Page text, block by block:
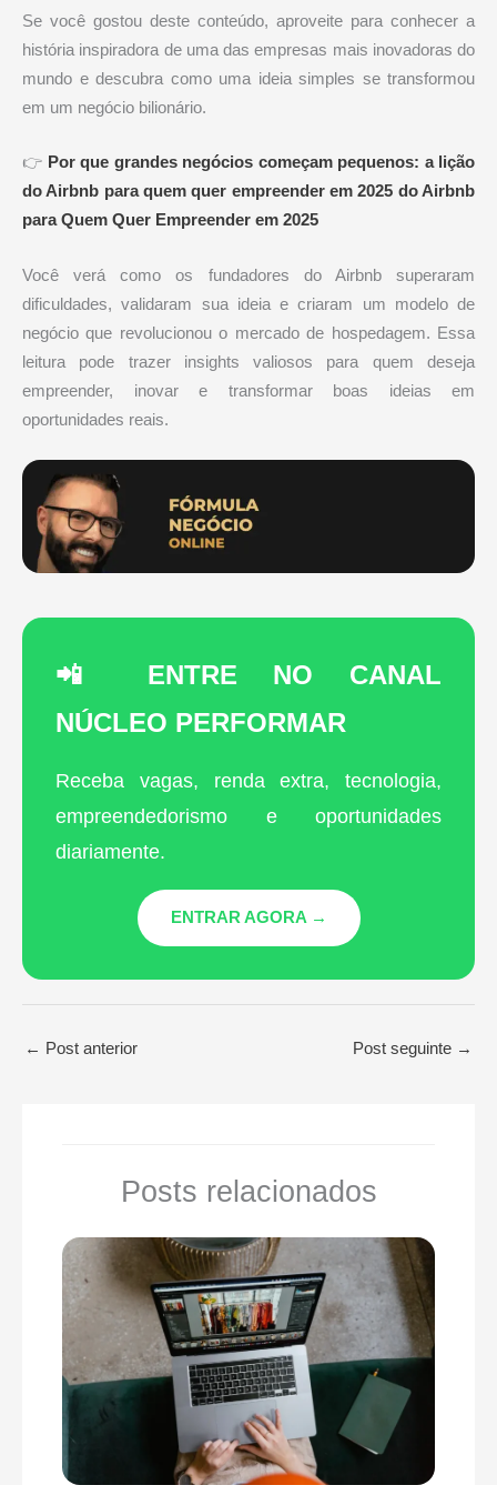
Se você gostou deste conteúdo, aproveite para conhecer a
história inspiradora de uma das empresas mais inovadoras do
mundo e descubra como uma ideia simples se transformou
em um negócio bilionário.
👉 Por que grandes negócios começam pequenos: a lição
do Airbnb para quem quer empreender em 2025 do Airbnb
para Quem Quer Empreender em 2025
Você verá como os fundadores do Airbnb superaram
dificuldades, validaram sua ideia e criaram um modelo de
negócio que revolucionou o mercado de hospedagem. Essa
leitura pode trazer insights valiosos para quem deseja
empreender, inovar e transformar boas ideias em
oportunidades reais.
📲 ENTRE NO CANAL
NÚCLEO PERFORMAR
Receba vagas, renda extra, tecnologia,
empreendedorismo e oportunidades
diariamente.
ENTRAR AGORA →
← Post anterior Post seguinte →
Posts relacionados